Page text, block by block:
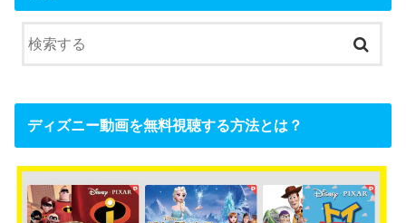
ディズニー動画を無料視聴する方法とは？